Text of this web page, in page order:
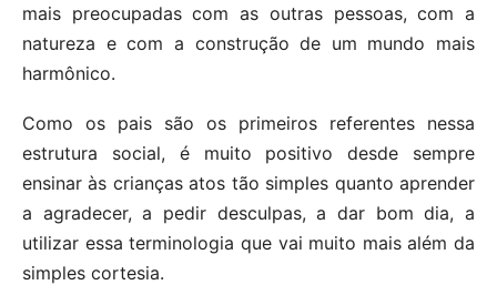
mais preocupadas com as outras pessoas, com a
natureza e com a construção de um mundo mais
harmônico.
Como os pais são os primeiros referentes nessa
estrutura social, é muito positivo desde sempre
ensinar às crianças atos tão simples quanto aprender
a agradecer, a pedir desculpas, a dar bom dia, a
utilizar essa terminologia que vai muito mais além da
simples cortesia.